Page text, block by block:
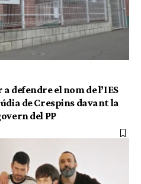
defendre el nom de l’IES
de Crespins davant la
del PP